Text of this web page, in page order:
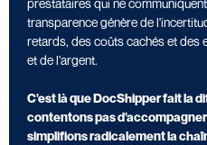
prestataires qui ne
transparence génère de
retards, des coûts cachés et des
et de l'argent.
C'est là que DocShipper fait la
contentons pas d'accompagner
simplifions radicalement la